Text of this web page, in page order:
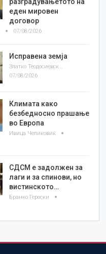
еден мировен
договор
07/08/2026
Исправена земја
Златко Теодосиевски
07/08/2026
Климата како
безбедносно прашање
во Европа
Ивица Челиковиќ
СДСМ е задолжен за
лаги и за спинови, но
вистинското…
Бранко Героски